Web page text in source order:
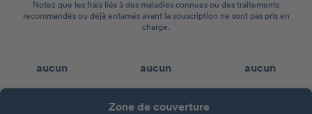
Notez que les frais liés à des maladies connues ou des traitements
recommandés ou déjà entamés avant la souscription ne sont pas pris en
charge.
aucun aucun aucun
Zone de couverture